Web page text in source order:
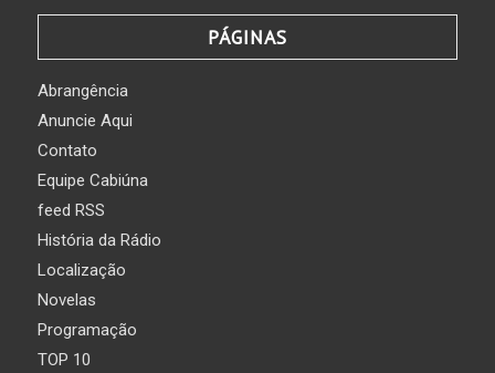
PÁGINAS
Abrangência
Anuncie Aqui
Contato
Equipe Cabiúna
feed RSS
História da Rádio
Localização
Novelas
Programação
TOP 10